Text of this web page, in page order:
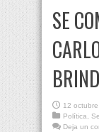
SE
12
Política,
Deja un